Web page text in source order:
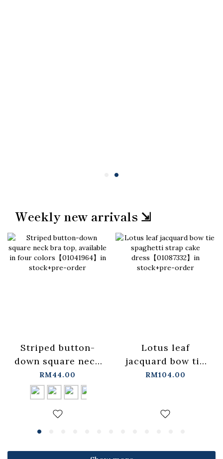
Weekly new arrivals ⇲
Striped button-
down square neck
bra top, available
in four
colors【01041964】
in stock+pre-order
RM44.00
Lotus leaf
jacquard bow tie
spaghetti strap
in stock+pre-order
RM104.00